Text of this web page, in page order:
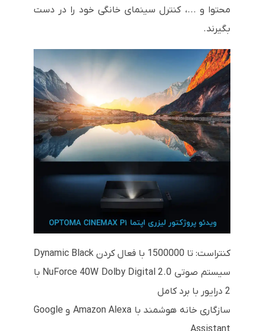
محتوا و ...، کنترل سینمای خانگی خود را در دست
بگیرند.
کنتراست: تا 1500000 با فعال کردن Dynamic Black
سیستم صوتی NuForce 40W Dolby Digital 2.0 با
2 درایور با برد کامل
سازگاری خانه هوشمند با Amazon Alexa و Google